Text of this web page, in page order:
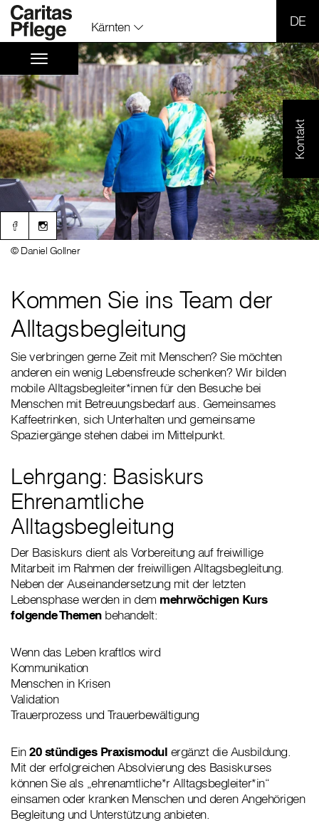
Kärnten
Kontakt
Kommen Sie ins Team der
Alltagsbegleitung
© Daniel Gollner
Sie verbringen gerne Zeit mit Menschen? Sie möchten
anderen ein wenig Lebensfreude schenken? Wir bilden
mobile Alltagsbegleiter*innen für den Besuche bei
Menschen mit Betreuungsbedarf aus. Gemeinsames
Kaffeetrinken, sich Unterhalten und gemeinsame
Spaziergänge stehen dabei im Mittelpunkt.
Lehrgang: Basiskurs
Ehrenamtliche
Alltagsbegleitung
Der Basiskurs dient als Vorbereitung auf freiwillige
Mitarbeit im Rahmen der freiwilligen Alltagsbegleitung.
Neben der Auseinandersetzung mit der letzten
Lebensphase werden in dem mehrwöchigen Kurs
folgende Themenbehandelt:
Wenn das Leben kraftlos wird
Kommunikation
Menschen in Krisen
Validation
Trauerprozess und Trauerbewältigung
Ein20 stündiges Praxismodul ergänzt die Ausbildung.
Mit der erfolgreichen Absolvierung des Basiskurses
können Sie als „ehrenamtliche*r Alltagsbegleiter*in“
einsamen oder kranken Menschen und deren Angehörigen
Begleitung und Unterstützung anbieten.